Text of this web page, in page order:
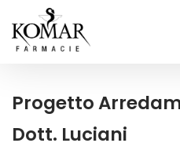
Progetto
Dott. Luciani